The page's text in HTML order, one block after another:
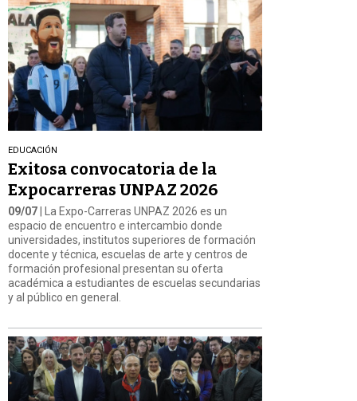
EDUCACIÓN
Exitosa convocatoria de la
Expocarreras UNPAZ 2026
09/07 | La Expo-Carreras UNPAZ 2026 es un
espacio de encuentro e intercambio donde
universidades, institutos superiores de formación
docente y técnica, escuelas de arte y centros de
formación profesional presentan su oferta
académica a estudiantes de escuelas secundarias
y al público en general.